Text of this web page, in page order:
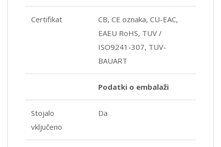
Certifikat
CB, CE oznaka, CU-EAC,
EAEU RoHS, TUV /
ISO9241-307, TUV-
BAUART
Podatki o embalaži
Stojalo
vključeno
Da